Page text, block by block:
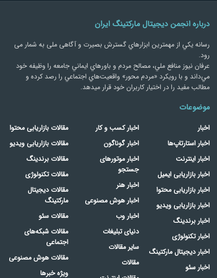
درباره انجمن دیجیتال مارکتینگ ایران
رسانه يكي از مهمترین ابزارهاي گسترش بصیرت و آگاهی ملی به شمار می
رود.
عرفان نیوز منافع ملي، مصالح مردم و باورهاي ايماني جامعه را وظيفه خود
مي‌داند و با رويكرد «مردم‌ محور» واقعيت‌هاي اجتماعي را رصد کرده و
مطالب مفید را در اختیار کاربران خود قرار میدهد.
موضوعات
اخبار
اخبار استارتاپ‌ها
اخبار اینترنت
اخبار بازاریابی ایمیل
اخبار بازاریابی محتوا
اخبار بازاریابی ویدیو
اخبار برندینگ
اخبار تکنولوژی
اخبار دیجیتال مارکتینگ
اخبار سئو
اخبار کسب و کار
اخبار گوناگون
اخبار موتورهای
جستجو
اخبار هنر
اخبار هوش مصنوعی
اخبار وب
دنیای تبلیغات
سایر مقالات
مقالات
مقالات بازاریابی محتوا
مقالات بازاریابی ویدیو
مقالات برندینگ
مقالات تکنولوژی
مقالات دیجیتال
مارکتینگ
مقالات سئو
مقالات شبکه‌های
اجتماعی
مقالات هوش مصنوعی
ویژه خبرها